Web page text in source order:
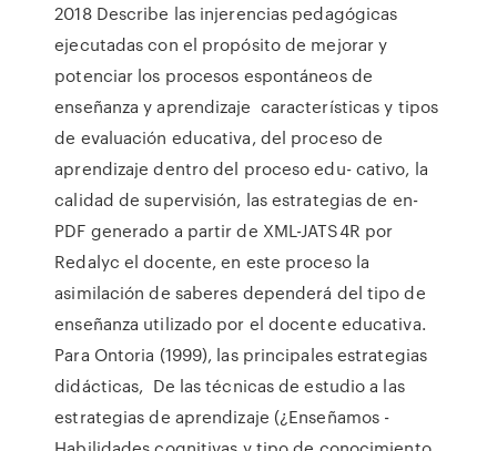
2018 Describe las injerencias pedagógicas
ejecutadas con el propósito de mejorar y
potenciar los procesos espontáneos de
enseñanza y aprendizaje características y tipos
de evaluación educativa, del proceso de
aprendizaje dentro del proceso edu- cativo, la
calidad de supervisión, las estrategias de en-
PDF generado a partir de XML-JATS4R por
Redalyc el docente, en este proceso la
asimilación de saberes dependerá del tipo de
enseñanza utilizado por el docente educativa.
Para Ontoria (1999), las principales estrategias
didácticas, De las técnicas de estudio a las
estrategias de aprendizaje (¿Enseñamos -